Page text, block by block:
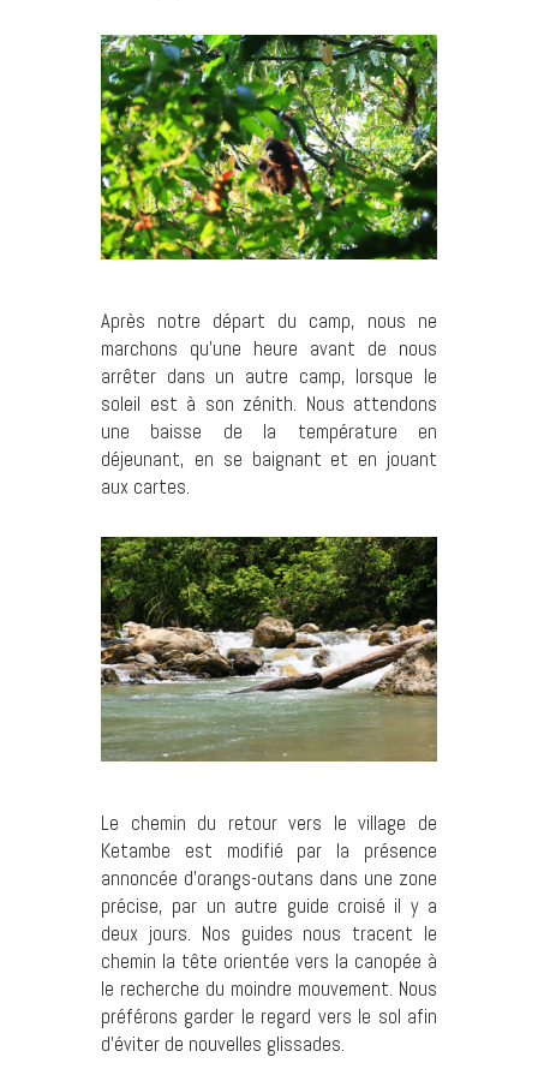
Après notre départ du camp, nous ne
marchons qu’une heure avant de nous
arrêter dans un autre camp, lorsque le
soleil est à son zénith. Nous attendons
une baisse de la température en
déjeunant, en se baignant et en jouant
aux cartes.
Le chemin du retour vers le village de
Ketambe est modifié par la présence
annoncée d’orangs-outans dans une zone
précise, par un autre guide croisé il y a
deux jours. Nos guides nous tracent le
chemin la tête orientée vers la canopée à
le recherche du moindre mouvement. Nous
préférons garder le regard vers le sol afin
d’éviter de nouvelles glissades.